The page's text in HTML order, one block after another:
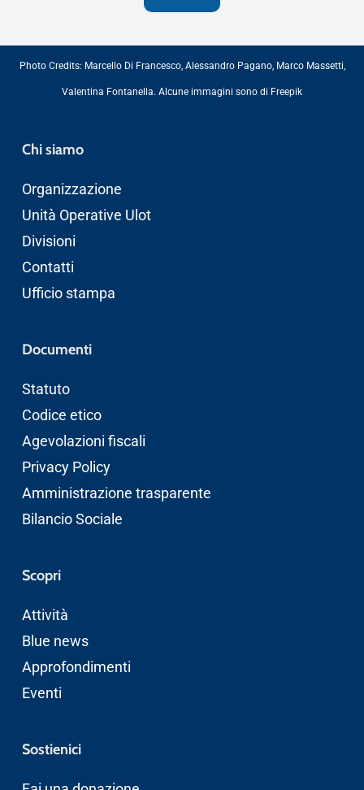
Photo Credits: Marcello Di Francesco, Alessandro Pagano, Marco Massetti,
Valentina Fontanella. Alcune immagini sono di Freepik
Chi siamo
Organizzazione
Unità Operative Ulot
Divisioni
Contatti
Ufficio stampa
Documenti
Statuto
Codice etico
Agevolazioni fiscali
Privacy Policy
Amministrazione trasparente
Bilancio Sociale
Scopri
Attività
Blue news
Approfondimenti
Eventi
Sostienici